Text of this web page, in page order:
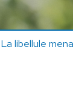
La libellule